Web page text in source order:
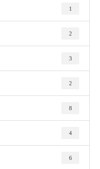
1
2
3
2
8
4
6